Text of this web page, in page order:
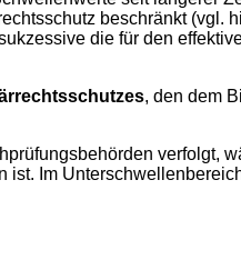
beschränkt (vgl.
die für den
, den dem
verfolgt,
ist. Im